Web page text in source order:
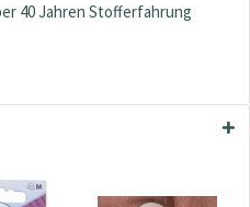
40 Jahren Stofferfahrung